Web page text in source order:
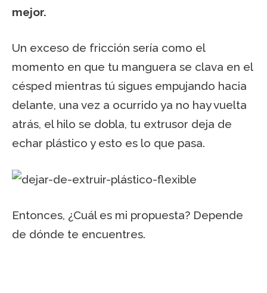
mejor.
Un exceso de fricción sería como el
momento en que tu manguera se clava en el
césped mientras tú sigues empujando hacia
delante, una vez a ocurrido ya no hay vuelta
atrás, el hilo se dobla, tu extrusor deja de
echar plástico y esto es lo que pasa.
Entonces, ¿Cuál es mi propuesta? Depende
de dónde te encuentres.